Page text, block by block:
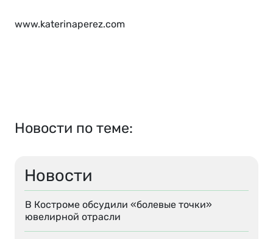
Новости
В Костроме обсудили «болевые точки»
ювелирной отрасли
www.katerinaperez.com
Новости по теме: